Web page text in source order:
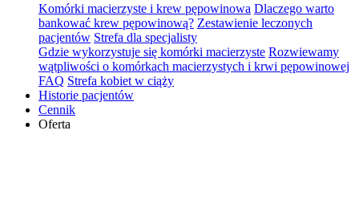
Komórki macierzyste i krew pępowinowa Dlaczego warto
bankować krew pępowinową? Zestawienie leczonych
pacjentów Strefa dla specjalisty
Gdzie wykorzystuje się komórki macierzyste Rozwiewamy
wątpliwości o komórkach macierzystych i krwi pępowinowej
FAQ Strefa kobiet w ciąży
Historie pacjentów
Cennik
Oferta